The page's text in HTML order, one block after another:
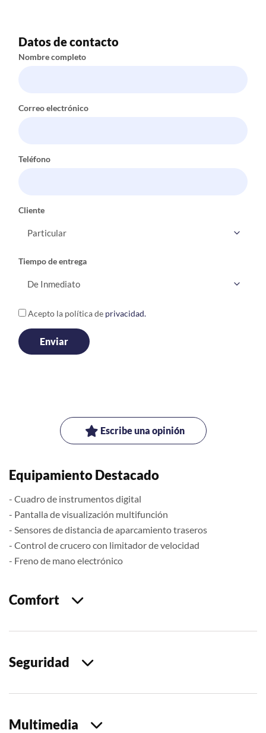
Datos de contacto
Nombre completo
Correo electrónico
Teléfono
Cliente
Tiempo de entrega
Acepto la política de privacidad.
Escribe una opinión
Equipamiento Destacado
- Cuadro de instrumentos digital
- Pantalla de visualización multifunción
- Sensores de distancia de aparcamiento traseros
- Control de crucero con limitador de velocidad
- Freno de mano electrónico
Comfort
Seguridad
Multimedia